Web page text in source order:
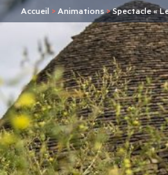
Accueil > Animations>Spectacle «